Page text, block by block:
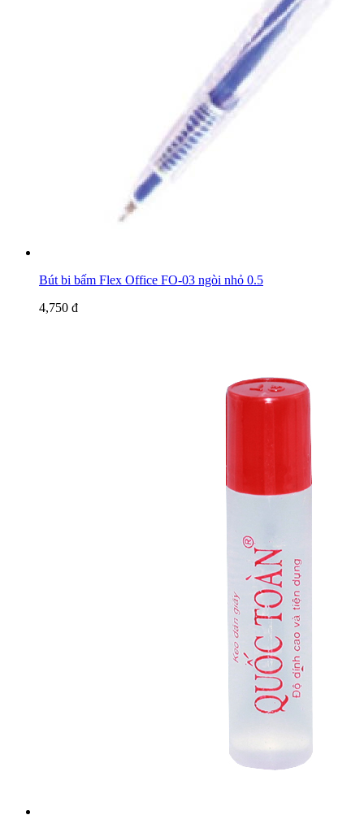
Bút bi bấm Flex Office FO-03 ngòi nhỏ 0.5
4,750 đ